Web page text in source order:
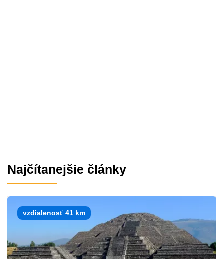
Najčítanejšie články
vzdialenosť 41 km